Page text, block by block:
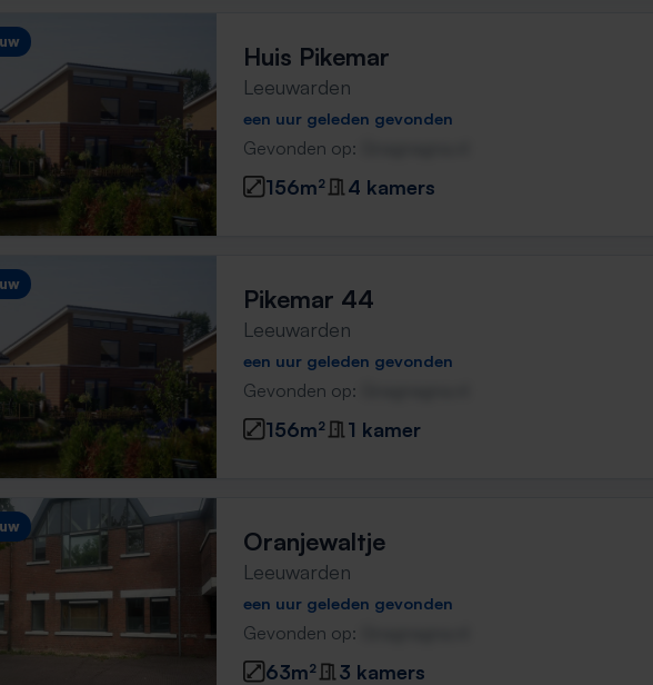
Huis Pikemar
Leeuwarden
een uur geleden gevonden
Gevonden op:
156m² 4 kamers
Pikemar 44
Leeuwarden
een uur geleden gevonden
Gevonden op:
156m² 1 kamer
Oranjewaltje
Leeuwarden
een uur geleden gevonden
Gevonden op:
63m² 3 kamers